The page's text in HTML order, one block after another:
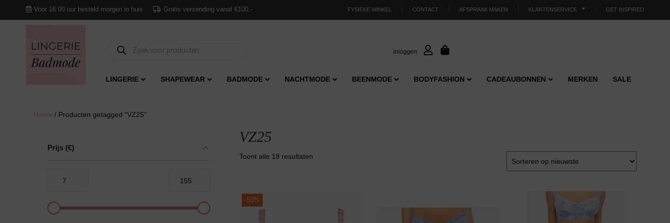
Voor 16:00 uur besteld morgen in huis Gratis verzending vanaf €100,- FYSIEKE WINKEL CONTACT AFSPRAAK MAKEN KLANTENSERVICE GET INSPIRED
Producten
zoeken
inloggen
LINGERIE SHAPEWEAR BADMODE NACHTMODE BEENMODE BODYFASHION CADEAUBONNEN MERKEN SALE
Home / Producten getagged “VZ25”
Prijs (€)
VZ25
Toont alle 18 resultaten
-50%